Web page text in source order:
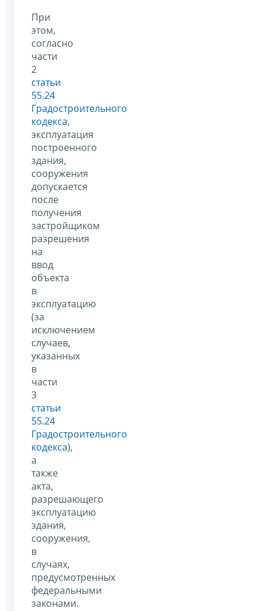
При
этом,
согласно
части
2
статьи
55.24
Градостроительного
кодекса,
эксплуатация
построенного
здания,
сооружения
допускается
после
получения
застройщиком
разрешения
на
ввод
объекта
в
эксплуатацию
(за
исключением
случаев,
указанных
в
части
3
статьи
55.24
Градостроительного
кодекса),
а
также
акта,
разрешающего
эксплуатацию
здания,
сооружения,
в
случаях,
предусмотренных
федеральными
законами.